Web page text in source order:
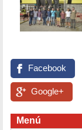
Facebook
Google+
Menú